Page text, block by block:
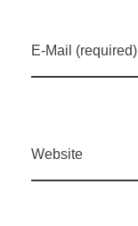
E-Mail (required)
Website